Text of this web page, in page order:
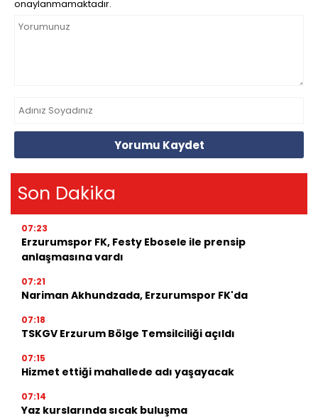
onaylanmamaktadır.
Yorumu Kaydet
Son Dakika
07:23
Erzurumspor FK, Festy Ebosele ile prensip
anlaşmasına vardı
07:21
Nariman Akhundzada, Erzurumspor FK'da
07:18
TSKGV Erzurum Bölge Temsilciliği açıldı
07:15
Hizmet ettiği mahallede adı yaşayacak
07:14
Yaz kurslarında sıcak buluşma